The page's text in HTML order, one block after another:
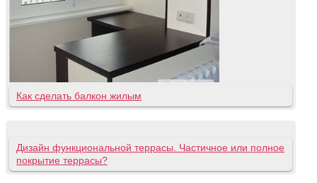
Как сделать балкон жилым
Дизайн функциональной террасы. Частичное или полное
покрытие террасы?